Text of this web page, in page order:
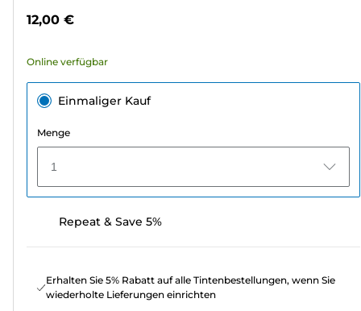
1
12,00 €
Online verfügbar
Einmaliger Kauf
Menge
1
Repeat & Save 5%
Erhalten Sie 5% Rabatt auf alle Tintenbestellungen, wenn Sie
wiederholte Lieferungen einrichten